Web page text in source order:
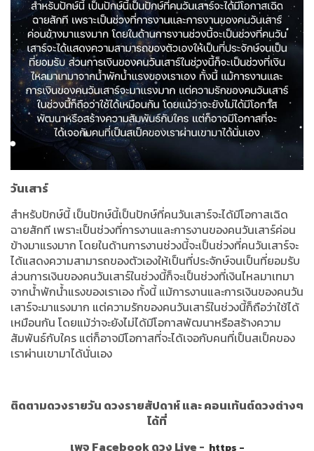
วันเสาร์
สำหรับปักษ์นี้ เป็นปักษ์นี้เป็นปักษ์ที่คนวันเสาร์จะได้มีโอกาสเฉิด
ฉายสักที เพราะเป็นช่วงที่การงานและการงานของคนวันเสาร์ค่อน
ข้างมาแรงมาก โดยในด้านการงานช่วงนี้จะเป็นช่วงที่คนวันเสาร์จะ
ได้แสดงความสามารถของตัวเองให้เป็นที่ประจักษ์จนเป็นที่ยอมรับ
ส่วนการเงินของคนวันเสาร์ในช่วงนี้ก็จะเป็นช่วงที่เงินไหลมาเทมา
จากน้ำพักน้ำแรงของเราเอง ทั้งนี้ แม้การงานและการเงินของคนวัน
เสาร์จะมาแรงมาก แต่ความรักของคนวันเสาร์ในช่วงนี้ก็ถือว่าใช้ได้
เหมือนกัน โดยแม้ว่าจะยังไม่ได้มีโอกาสพัฒนาหรือสร้างความ
สัมพันธ์กับใคร แต่ก็อาจมีโอกาสที่จะได้เจอกับคนที่เป็นสเป็คของ
เราผ่านเขามาได้นั่นเอง
ติดตามดวงรายวัน ดวงรายสัปดาห์ และ คอนเท้นต์ดวงต่างๆ
ได้ที่
เพจ Facebook ดวง Live - https -